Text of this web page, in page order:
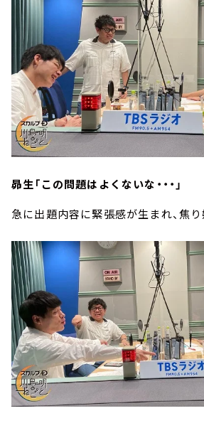
昴生「この問題はよくないな・・・」
急に出題内容に緊張感が生まれ、焦り